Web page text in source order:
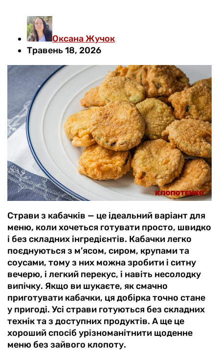
Оксана Жучок
Травень 18, 2026
Страви з кабачків — це ідеальний варіант для
меню, коли хочеться готувати просто, швидко
і без складних інгредієнтів. Кабачки легко
поєднуються з м’ясом, сиром, крупами та
соусами, тому з них можна зробити і ситну
вечерю, і легкий перекус, і навіть несолодку
випічку. Якщо ви шукаєте, як смачно
приготувати кабачки, ця добірка точно стане
у пригоді. Усі страви готуються без складних
технік та з доступних продуктів. А ще це
хороший спосіб урізноманітнити щоденне
меню без зайвого клопоту.